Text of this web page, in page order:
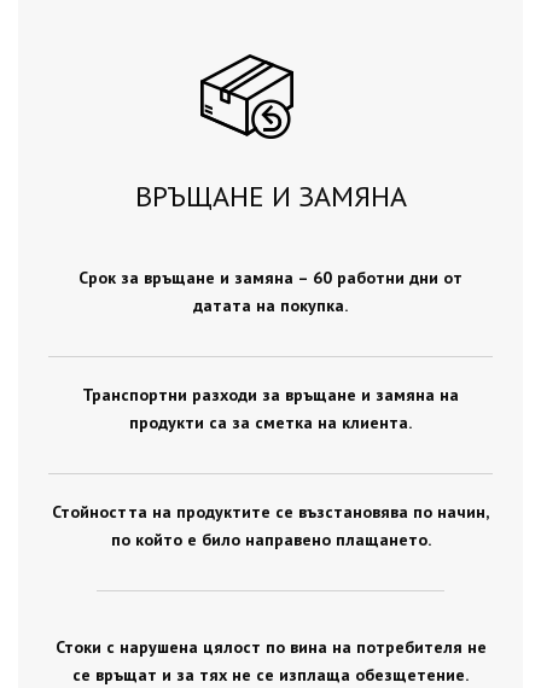
ВРЪЩАНЕ И ЗАМЯНА
Срок за връщане и замяна – 60 работни дни от
датата на покупка.
Транспортни разходи за връщане и замяна на
продукти са за сметка на клиента.
Стойността на продуктите се възстановява по начин,
по който е било направено плащането.
Стоки с нарушена цялост по вина на потребителя не
се връщат и за тях не се изплаща обезщетение.